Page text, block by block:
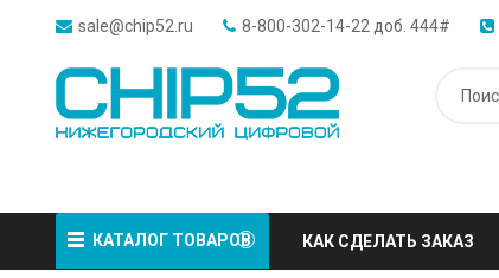
sale@chip52.ru 8-800-302-14-22 доб. 444#
КАТАЛОГ ТОВАРОВ КАК СДЕЛАТЬ ЗАКАЗ